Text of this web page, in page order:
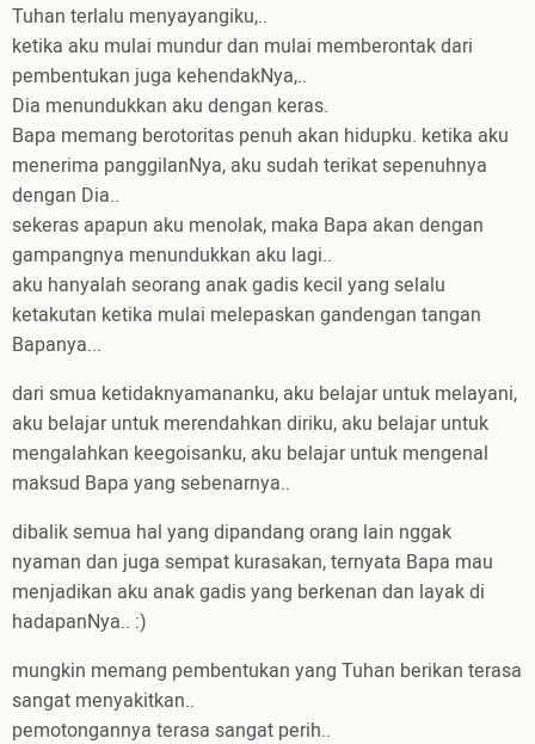
Tuhan terlalu menyayangiku,..
ketika aku mulai mundur dan mulai memberontak dari
pembentukan juga kehendakNya,..
Dia menundukkan aku dengan keras.
Bapa memang berotoritas penuh akan hidupku. ketika aku
menerima panggilanNya, aku sudah terikat sepenuhnya
dengan Dia..
sekeras apapun aku menolak, maka Bapa akan dengan
gampangnya menundukkan aku lagi..
aku hanyalah seorang anak gadis kecil yang selalu
ketakutan ketika mulai melepaskan gandengan tangan
Bapanya...
dari smua ketidaknyamananku, aku belajar untuk melayani,
aku belajar untuk merendahkan diriku, aku belajar untuk
mengalahkan keegoisanku, aku belajar untuk mengenal
maksud Bapa yang sebenarnya..
dibalik semua hal yang dipandang orang lain nggak
nyaman dan juga sempat kurasakan, ternyata Bapa mau
menjadikan aku anak gadis yang berkenan dan layak di
hadapanNya.. :)
mungkin memang pembentukan yang Tuhan berikan terasa
sangat menyakitkan..
pemotongannya terasa sangat perih..